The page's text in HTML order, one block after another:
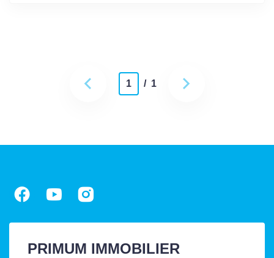
1 / 1
PRIMUM IMMOBILIER